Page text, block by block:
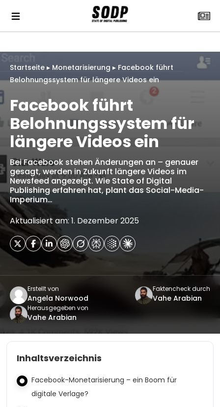
Startseite ▸ Monetarisierung ▸ Facebook führt
Belohnungssystem für längere Videos ein
Facebook führt
Belohnungssystem für
längere Videos ein
Bei Facebook stehen Änderungen an – genauer
gesagt, werden in Zukunft längere Videos im
Newsfeed angezeigt. Wie State of Digital
Publishing erfahren hat, plant das Social-Media-
Imperium…
Aktualisiert am: 1. Dezember 2025
Erstellt von
Angela Norwood
Faktencheck durch
Vahe Arabian
Herausgegeben von
Vahe Arabian
Inhaltsverzeichnis
Facebook-Monetarisierung – ein Boom für
digitale Verlage?